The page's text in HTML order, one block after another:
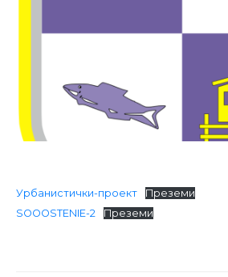
Финансии
Настани
Урбанистички-проект
Преземи
SOOOSTENIE-2
Преземи